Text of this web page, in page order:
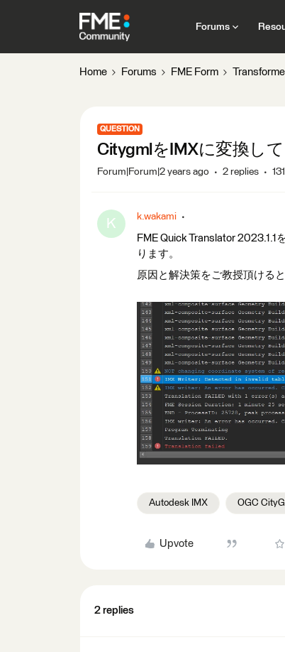
Forums
Home Forums FME Form
QUESTION
CitygmlをIMXに変換し
Forum|Forum|2 years ago 2 replies
K k.wakami
FME Quick Translator
ります。
原因と解決策をご教授頂けると
Autodesk IMX OGC
Upvote
2 replies